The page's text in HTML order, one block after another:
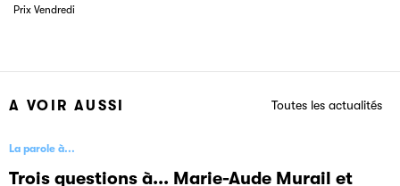
Prix Vendredi
A VOIR AUSSI Toutes les actualités
La parole à...
Trois questions à... Marie-Aude Murail et